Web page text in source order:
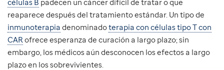
células B padecen un cáncer difícil de tratar o que
reaparece después del tratamiento estándar. Un tipo de
inmunoterapia denominadoterapia con células tipo T con
CARofrece esperanza de curación a largo plazo; sin
embargo, los médicos aún desconocen los efectos a largo
plazo en los sobrevivientes.